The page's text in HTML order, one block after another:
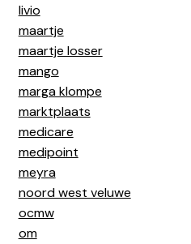
livio
maartje
maartje losser
mango
marga klompe
marktplaats
medicare
medipoint
meyra
noord west veluwe
ocmw
om